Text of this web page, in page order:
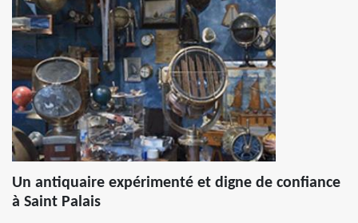
Un antiquaire expérimenté et digne de confiance
à Saint Palais